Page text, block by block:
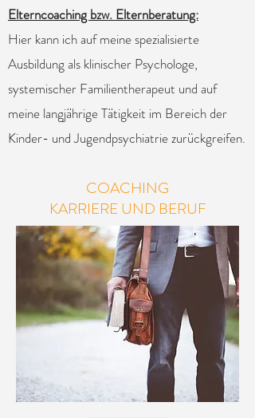
Elterncoaching bzw. Elternberatung:
Hier kann ich auf meine spezialisierte
Ausbildung als klinischer Psychologe,
systemischer Familientherapeut und auf
meine langjährige Tätigkeit im Bereich der
Kinder- und Jugendpsychiatrie zurückgreifen.
COACHING
KARRIERE UND BERUF